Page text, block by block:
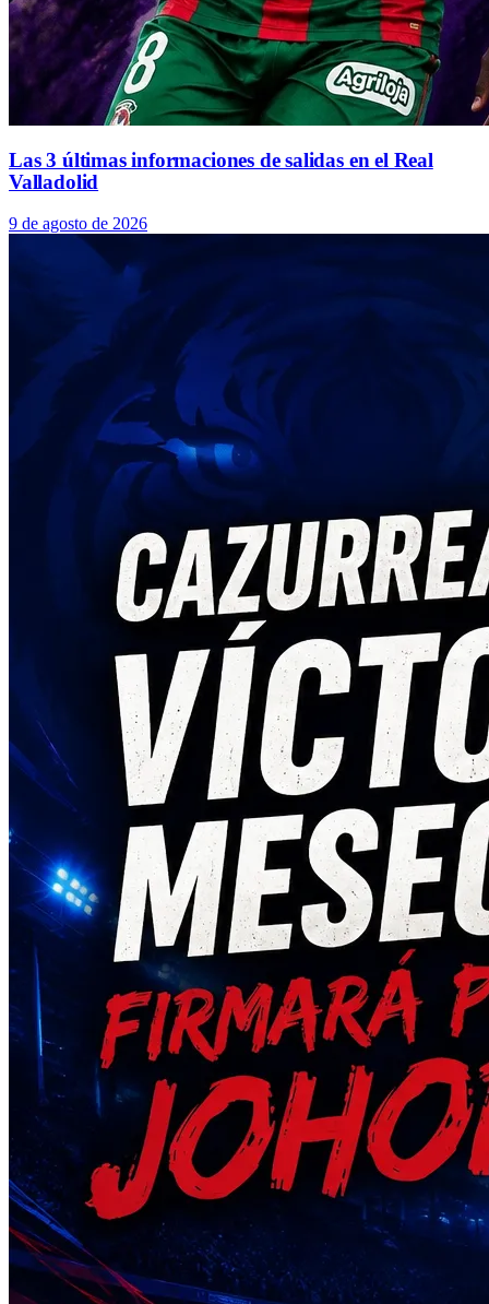
Las 3 últimas informaciones de salidas en el Real
Valladolid
9 de agosto de 2026